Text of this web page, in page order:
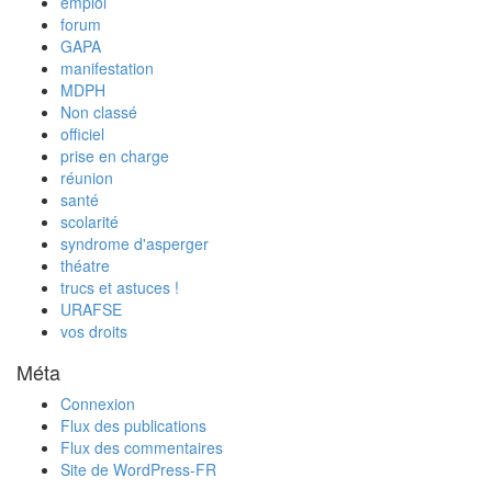
forum
GAPA
manifestation
MDPH
Non classé
officiel
prise en charge
réunion
santé
scolarité
syndrome d'asperger
théatre
trucs et astuces !
URAFSE
vos droits
Méta
Connexion
Flux des publications
Flux des commentaires
Site de WordPress-FR